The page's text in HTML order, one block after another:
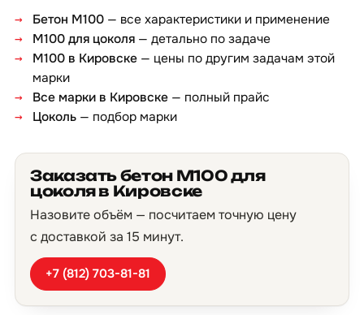
Бетон М100 — все характеристики и применение
М100 для цоколя — детально по задаче
М100 в Кировске — цены по другим задачам этой
марки
Все марки в Кировске — полный прайс
Цоколь — подбор марки
Заказать бетон М100 для
цоколя в Кировске
Назовите объём — посчитаем точную цену
с доставкой за 15 минут.
+7 (812) 703-81-81